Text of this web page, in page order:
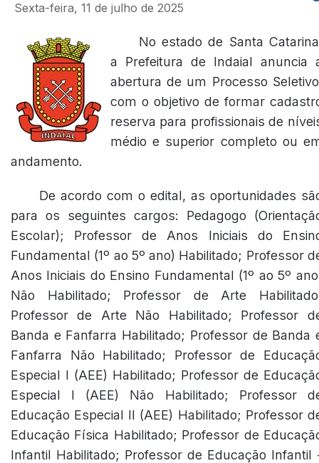
Sexta-feira, 11 de julho de 2025
No estado de Santa
a Prefeitura de Indaial anuncia
abertura de um Processo
com o objetivo de formar
reserva para profissionais de
médio e superior completo ou
andamento.
De acordo com o edital, as oportunidades
para os seguintes cargos: Pedagogo
Escolar); Professor de Anos Iniciais do
Fundamental (1º ao 5º ano) Habilitado; Professor
Anos Iniciais do Ensino Fundamental (1º ao 5º
Não Habilitado; Professor de Arte
Professor de Arte Não Habilitado; Professor
Banda e Fanfarra Habilitado; Professor de Banda
Fanfarra Não Habilitado; Professor de
Especial I (AEE) Habilitado; Professor de
Especial I (AEE) Não Habilitado; Professor
Educação Especial II (AEE) Habilitado; Professor
Educação Física Habilitado; Professor de
Infantil Habilitado; Professor de Educação Infantil